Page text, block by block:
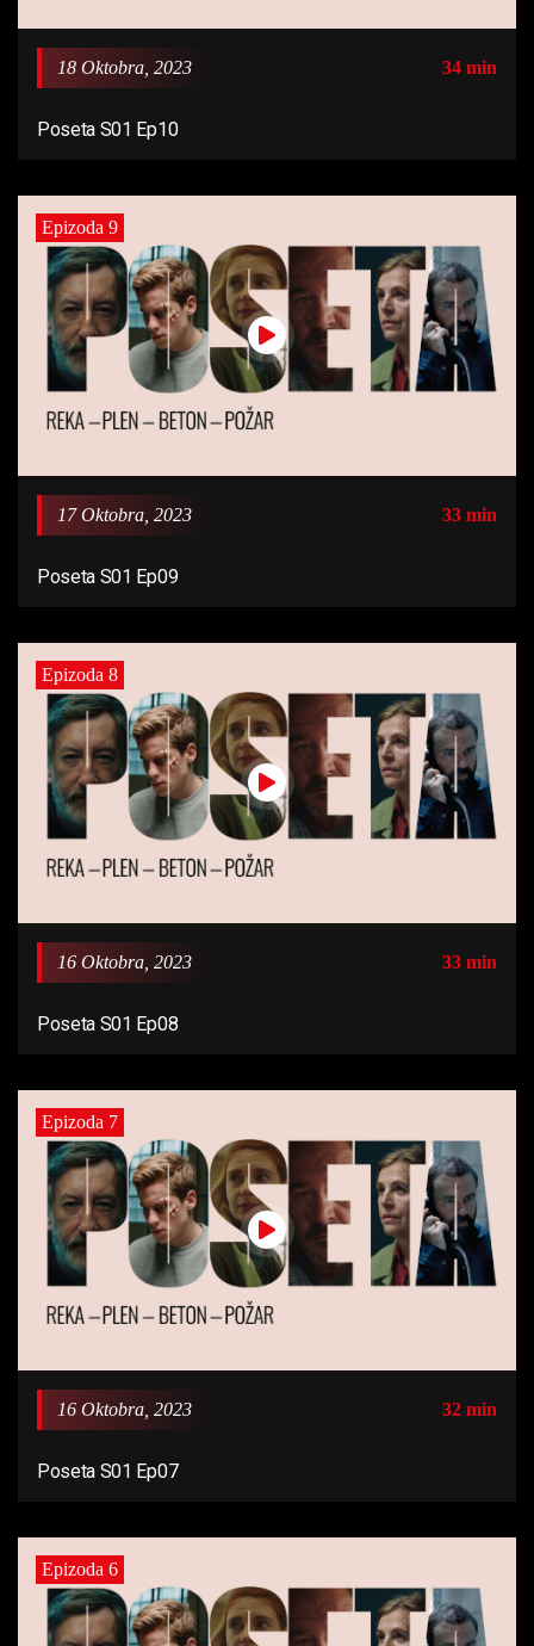
18 Oktobra, 2023 34 min
Poseta S01 Ep10
Epizoda 9
17 Oktobra, 2023 33 min
Poseta S01 Ep09
Epizoda 8
16 Oktobra, 2023 33 min
Poseta S01 Ep08
Epizoda 7
16 Oktobra, 2023 32 min
Poseta S01 Ep07
Epizoda 6